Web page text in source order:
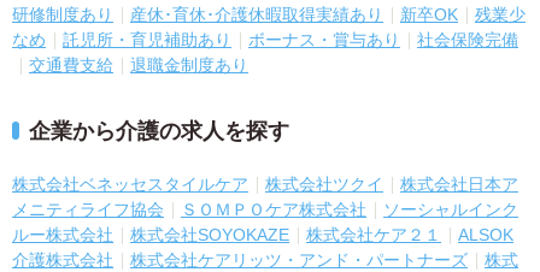
研修制度あり
産休･育休･介護休暇取得実績あり 新卒OK
残業少
なめ
託児所・育児補助あり ボーナス・賞与あり
社会保険完備
交通費支給
退職金制度あり
企業から介護の求人を探す
株式会社ベネッセスタイルケア 株式会社ツクイ
株式会社日本ア
メニティライフ協会
ＳＯＭＰＯケア株式会社
ソーシャルインク
ルー株式会社
株式会社SOYOKAZE 株式会社ケア２１
ALSOK
介護株式会社
株式会社ケアリッツ・アンド・パートナーズ
株式